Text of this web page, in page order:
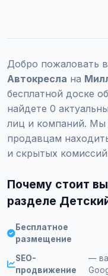
Добро пожаловать
Автокресла на
бесплатной доске
найдете 0
лиц и компаний. Мы
продавцам
и скрытых
Почему стоит
разделе
Бесплатное
размещение
SEO-
продвижение
—